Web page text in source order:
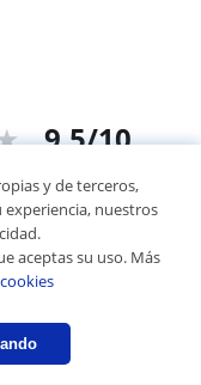
9,5/10
y de terceros,
nuestros
aceptas su uso. Más